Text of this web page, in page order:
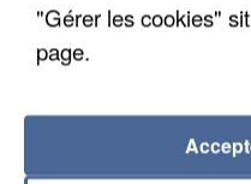
"Gérer les cookies"
page.